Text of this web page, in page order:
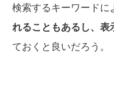
検索するキーワードに
れることもあるし、表
ておくと良いだろう。